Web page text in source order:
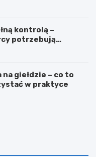
kontrolą –
potrzebują
giełdzie – co to
w praktyce